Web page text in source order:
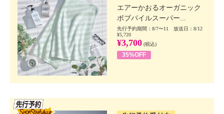
エアーかおるオーガニック
ボブパイルスーパー...
先行予約期間：8/7〜11 放送日：8/12
¥5,720
¥3,700 (税込)
35%OFF